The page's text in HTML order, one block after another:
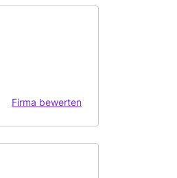
Firma bewerten